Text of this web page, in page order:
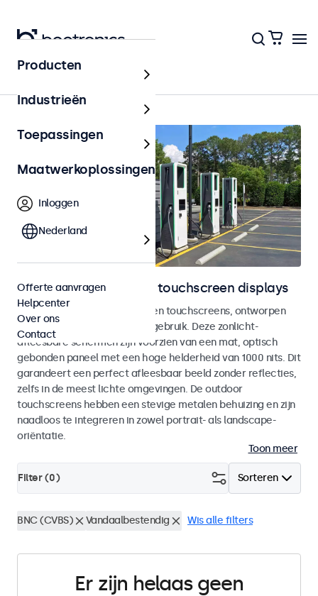
Home
Outdoor monitoren en touchscreen displays
Weersbestendige monitoren en touchscreens, ontworpen
voor zowel binnen- als buitengebruik. Deze zonlicht-
afleesbare schermen zijn voorzien van een mat, optisch
gebonden paneel met een hoge helderheid van 1000 nits. Dit
garandeert een perfect afleesbaar beeld zonder reflecties,
zelfs in de meest lichte omgevingen. De outdoor
touchscreens hebben een stevige metalen behuizing en zijn
naadloos te integreren in zowel portrait- als landscape-
oriëntatie.
Toon meer
Sorteren
Filter (0)
BNC (CVBS) Vandaalbestendig Wis alle filters
Er zijn helaas geen
Producten
Industrieën
Toepassingen
Maatwerkoplossingen
Inloggen
Nederland
Offerte aanvragen
Helpcenter
Over ons
Contact